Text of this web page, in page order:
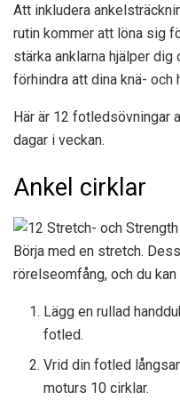
Att inkludera
rutin kommer att löna sig
stärka anklarna hjälper
förhindra att dina knä-
Här är 12 fotledsövningar
dagar i veckan.
Ankel cirklar
Börja med en stretch.
rörelseomfång, och du
Lägg en rullad
fotled.
Vrid din fotled
moturs 10 cirklar.